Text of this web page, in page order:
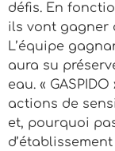
défis. En
ils vont gagner
L’équipe
aura su
eau. «
actions de
et, pourquoi